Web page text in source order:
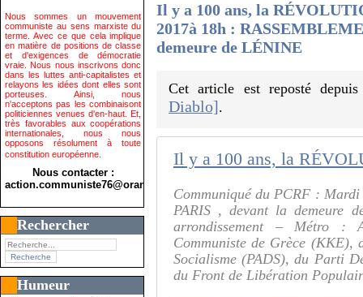
Nous sommes un mouvement
communiste au sens marxiste du
terme. Avec ce que cela implique
en matière de positions de classe
et d'exigences de démocratie
vraie. Nous nous inscrivons donc
dans les luttes anti-capitalistes et
relayons les idées dont elles sont
porteuses. Ainsi, nous
n'acceptons pas les combinaisont
politiciennes venues d'en-haut. Et,
très favorables aux coopérations
internationales, nous nous
opposons résolument à toute
constitution européenne.
Nous contacter :
action.communiste76@orange.fr>
Rechercher
Humeur
Il y a 100 ans, la
2017à 18h :
demeure de LÉNINE
Cet article est reposté
Diablo].
Communiqué du PCRF :
PARIS , devant la demeure
arrondissement – Métro :
Communiste de Grèce
Socialisme (PADS), du Parti
du Front de Libération